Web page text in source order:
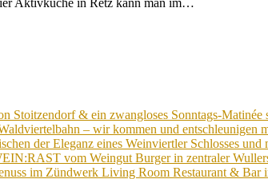
Aktivküche in Retz kann man im…
Stoitzendorf & ein zwangloses Sonntags-Matinée
– wir kommen und entschleunigen
der Eleganz eines Weinviertler Schlosses
vom Weingut Burger in zentraler
im Zündwerk Living Room Restaurant & Bar